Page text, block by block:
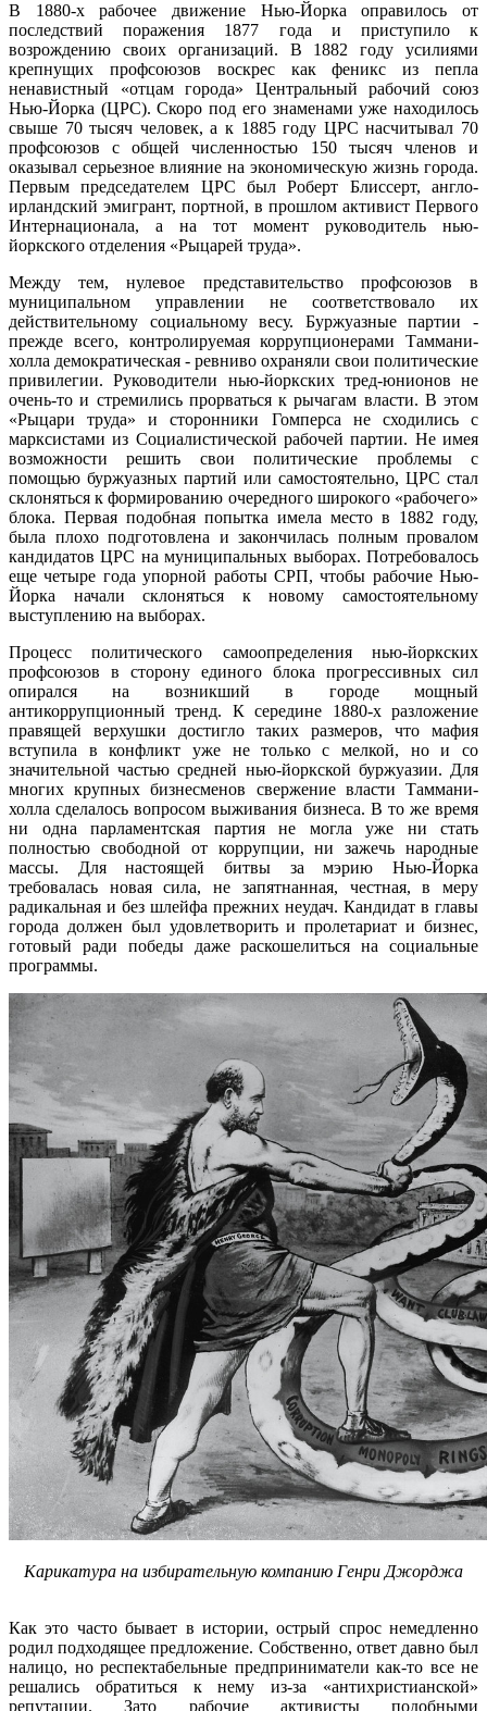
В 1880-х рабочее движение Нью-Йорка оправилось от
последствий поражения 1877 года и приступило к
возрождению своих организаций. В 1882 году усилиями
крепнущих профсоюзов воскрес как феникс из пепла
ненавистный «отцам города» Центральный рабочий союз
Нью-Йорка (ЦРС). Скоро под его знаменами уже находилось
свыше 70 тысяч человек, а к 1885 году ЦРС насчитывал 70
профсоюзов с общей численностью 150 тысяч членов и
оказывал серьезное влияние на экономическую жизнь города.
Первым председателем ЦРС был Роберт Блиссерт, англо-
ирландский эмигрант, портной, в прошлом активист Первого
Интернационала, а на тот момент руководитель нью-
йоркского отделения «Рыцарей труда».
Между тем, нулевое представительство профсоюзов в
муниципальном управлении не соответствовало их
действительному социальному весу. Буржуазные партии -
прежде всего, контролируемая коррупционерами Таммани-
холла демократическая - ревниво охраняли свои политические
привилегии. Руководители нью-йоркских тред-юнионов не
очень-то и стремились прорваться к рычагам власти. В этом
«Рыцари труда» и сторонники Гомперса не сходились с
марксистами из Социалистической рабочей партии. Не имея
возможности решить свои политические проблемы с
помощью буржуазных партий или самостоятельно, ЦРС стал
склоняться к формированию очередного широкого «рабочего»
блока. Первая подобная попытка имела место в 1882 году,
была плохо подготовлена и закончилась полным провалом
кандидатов ЦРС на муниципальных выборах. Потребовалось
еще четыре года упорной работы СРП, чтобы рабочие Нью-
Йорка начали склоняться к новому самостоятельному
выступлению на выборах.
Процесс политического самоопределения нью-йоркских
профсоюзов в сторону единого блока прогрессивных сил
опирался на возникший в городе мощный
антикоррупционный тренд. К середине 1880-х разложение
правящей верхушки достигло таких размеров, что мафия
вступила в конфликт уже не только с мелкой, но и со
значительной частью средней нью-йоркской буржуазии. Для
многих крупных бизнесменов свержение власти Таммани-
холла сделалось вопросом выживания бизнеса. В то же время
ни одна парламентская партия не могла уже ни стать
полностью свободной от коррупции, ни зажечь народные
массы. Для настоящей битвы за мэрию Нью-Йорка
требовалась новая сила, не запятнанная, честная, в меру
радикальная и без шлейфа прежних неудач. Кандидат в главы
города должен был удовлетворить и пролетариат и бизнес,
готовый ради победы даже раскошелиться на социальные
программы.
Карикатура на избирательную компанию Генри Джорджа
Как это часто бывает в истории, острый спрос немедленно
родил подходящее предложение. Собственно, ответ давно был
налицо, но респектабельные предприниматели как-то все не
решались обратиться к нему из-за «антихристианской»
репутации. Зато рабочие активисты подобными